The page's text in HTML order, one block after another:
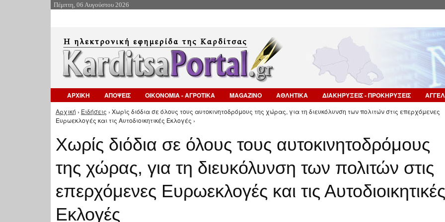
Πέμπτη, 06 Αυγούστου 2026
ΑΡΧΙΚΗ ΑΠΟΨΕΙΣ ΟΙΚΟΝΟΜΙΑ - ΑΓΡΟΤΙΚΑ MAGAZINO ΑΘΛΗΤΙΚΑ ΔΙΑΚΗΡΥΞΕΙΣ - ΠΡΟΚΗΡΥΞΕΙΣ
Είστε εδώ
Αρχική › Ειδήσεις › Χωρίς διόδια σε όλους τους αυτοκινητοδρόμους της χώρας, για τη διευκόλυνση των πολιτών στις επερχόμενες
Ευρωεκλογές και τις Αυτοδιοικητικές Εκλογές ›
Χωρίς διόδια σε όλους τους αυτοκινητοδρόμους
της χώρας, για τη διευκόλυνση των πολιτών στις
επερχόμενες Ευρωεκλογές και τις Αυτοδιοικητικές
Εκλογές